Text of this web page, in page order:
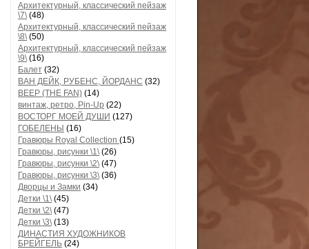
Архитектурный, классический пейзаж
\7\(48)
Архитектурный, классический пейзаж
\8\(50)
Архитектурный, классический пейзаж
\9\(16)
Балет (32)
ВАН ДЕЙК, РУБЕНС, ЙОРДАНС (32)
ВЕЕР (THE FAN) (14)
винтаж, ретро, Pin-Up (22)
ВОСТОРГ МОЕЙ ДУШИ (127)
ГОБЕЛЕНЫ (16)
Гравюры Royal Collection (15)
Гравюры, рисунки \1\(26)
Гравюры, рисунки \2\(47)
Гравюры, рисунки \3\(36)
Дворцы и Замки (34)
Детки \1\(45)
Детки \2\(47)
Детки \3\(13)
ДИНАСТИЯ ХУДОЖНИКОВ
БРЕЙГЕЛЬ (24)